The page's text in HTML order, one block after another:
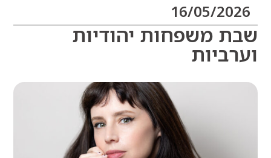
16/05/
משפחות יהודיות